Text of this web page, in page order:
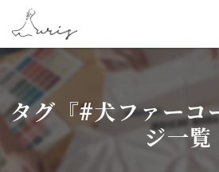
タグ『#犬ファーコ
ジ一覧